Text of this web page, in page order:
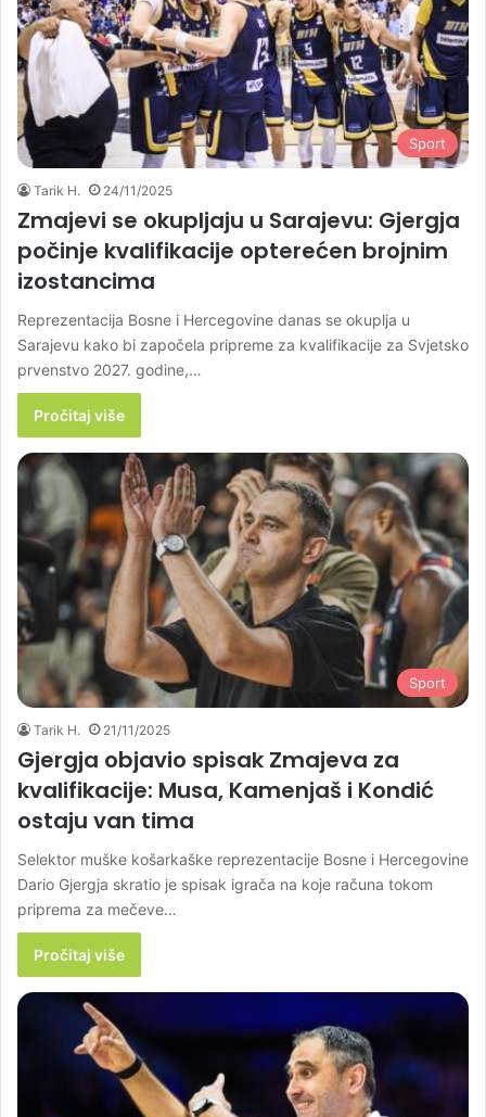
Sport
Tarik H. 24/11/2025
Zmajevi se okupljaju u Sarajevu: Gjergja
počinje kvalifikacije opterećen brojnim
izostancima
Reprezentacija Bosne i Hercegovine danas se okuplja u
Sarajevu kako bi započela pripreme za kvalifikacije za Svjetsko
prvenstvo 2027. godine,…
Pročitaj više
Sport
Tarik H. 21/11/2025
Gjergja objavio spisak Zmajeva za
kvalifikacije: Musa, Kamenjaš i Kondić
ostaju van tima
Selektor muške košarkaške reprezentacije Bosne i Hercegovine
Dario Gjergja skratio je spisak igrača na koje računa tokom
priprema za mečeve…
Pročitaj više